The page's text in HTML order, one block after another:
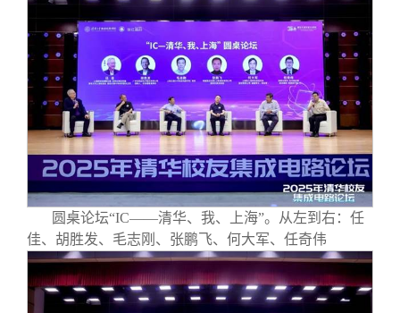
圆桌论坛“IC——清华、我、上海”。从左到右：任
佳、胡胜发、毛志刚、张鹏飞、何大军、任奇伟